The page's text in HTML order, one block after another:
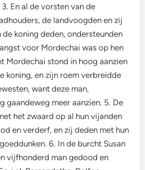
En al de vorsten van de
de landvoogden en zij
de koning deden, ondersteunden
voor Mordechai was op hen
Mordechai stond in hoog aanzien
koning, en zijn roem verbreidde
want deze man,
gaandeweg meer aanzien. 5. De
het zwaard op al hun vijanden
en verderf, en zij deden met hun
6. In de burcht Susan
vijfhonderd man gedood en